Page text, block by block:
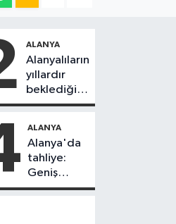
ALANYA
Alanyalıların
yıllardır
beklediği
yol askıdan
ALANYA
Alanya'da
tahliye:
Geniş
güvenlik